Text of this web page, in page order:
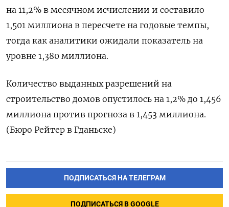
на 11,2% в месячном исчислении и составило
1,501 миллиона в пересчете на годовые темпы,
тогда как аналитики ожидали показатель на
уровне 1,380 миллиона.
Количество выданных разрешений на
строительство домов опустилось на 1,2% до 1,456
миллиона против прогноза в 1,453 миллиона.
(Бюро Рейтер в Гданьске)
ПОДПИСАТЬСЯ НА ТЕЛЕГРАМ
ПОДПИСАТЬСЯ В GOOGLE